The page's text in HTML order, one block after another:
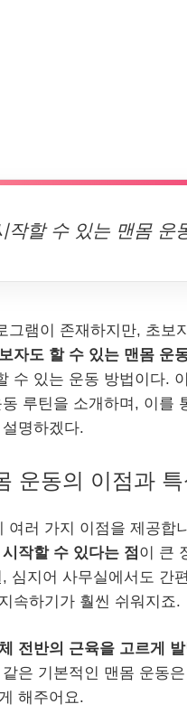
작할 수 있는 맨몸 운
그램이 존재하지만, 초보
자도 할 수 있는 맨몸 운
수 있는 운동 방법이다.
루틴을 소개하며, 이를
명하겠다.
운동의 이점과 특
여러 가지 이점을 제공합
작할 수 있다는 점 이 큰
심지어 사무실에서도 간
속하기가 훨씬 쉬워지죠.
전반의 근육을 고르게
은 기본적인 맨몸 운동
해주어요.